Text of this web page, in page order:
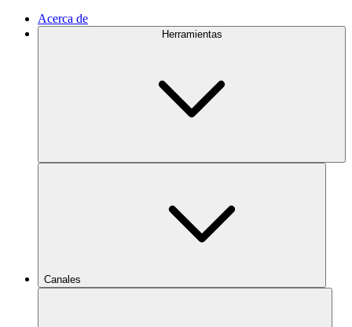
Acerca de
Herramientas
Canales